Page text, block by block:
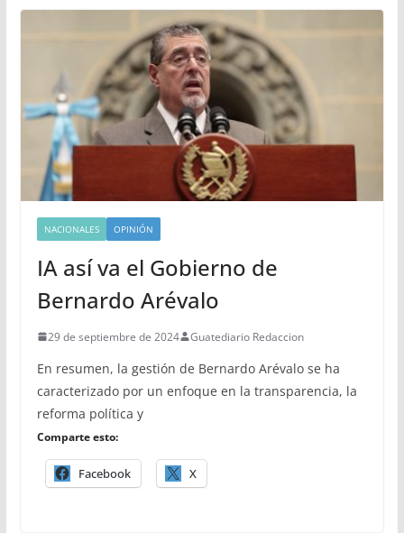
NACIONALES OPINIÓN
IA así va el Gobierno de
Bernardo Arévalo
29 de septiembre de 2024 Guatediario Redaccion
En resumen, la gestión de Bernardo Arévalo se ha
caracterizado por un enfoque en la transparencia, la
reforma política y
Comparte esto:
Facebook X